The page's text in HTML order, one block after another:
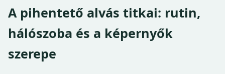
A pihentető alvás titkai: rutin,
hálószoba és a képernyők
szerepe